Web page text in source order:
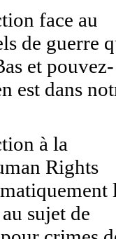
face au
de guerre
et pouvez-
est dans
à la
Rights
sujet de